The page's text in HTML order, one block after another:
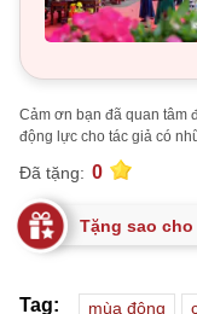
Cảm ơn bạn đã quan tâm
động lực cho tác giả có
Đã tặng: 0
Tặng sao
Tag: mùa đông